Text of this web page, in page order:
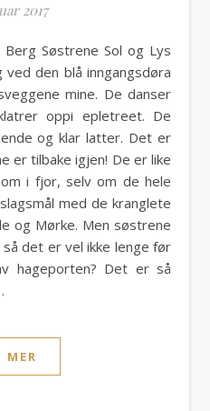
2017
den blå inngangsdøra
mine. De danser
oppi epletreet. De
og klar latter. Det er
er tilbake igjen! De er like
i fjor, selv om de hele
med de kranglete
og Mørke. Men søstrene
det er vel ikke lenge før
hageporten? Det er så
MER